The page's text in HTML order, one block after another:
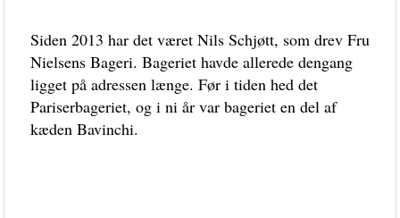
Siden 2013 har det været Nils Schjøtt, som drev Fru
Nielsens Bageri. Bageriet havde allerede dengang
ligget på adressen længe. Før i tiden hed det
Pariserbageriet, og i ni år var bageriet en del af
kæden Bavinchi.